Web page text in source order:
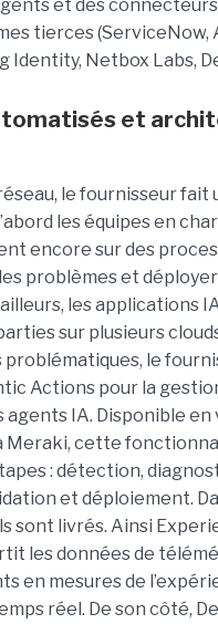
et des
tierces (ServiceNow,
Identity, Netbox Labs,
et
le fournisseur fait
les équipes en
encore sur des
problèmes et
les applications
sur plusieurs
problématiques, le
Actions pour la
agents IA. Disponible
Meraki, cette
: détection,
et déploiement.
sont livrés. Ainsi
les données de
en mesures de
réel. De son côté,